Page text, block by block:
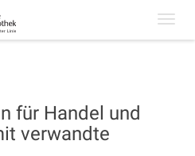
für Handel und
verwandte